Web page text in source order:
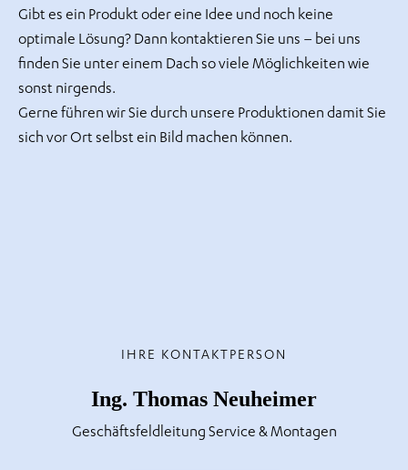
Gibt es ein Produkt oder eine Idee und noch keine
optimale Lösung? Dann kontaktieren Sie uns – bei uns
finden Sie unter einem Dach so viele Möglichkeiten wie
sonst nirgends.
Gerne führen wir Sie durch unsere Produktionen damit Sie
sich vor Ort selbst ein Bild machen können.
IHRE KONTAKTPERSON
Ing. Thomas Neuheimer
Geschäftsfeldleitung Service & Montagen